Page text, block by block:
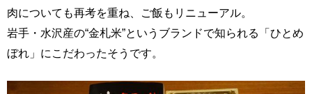
肉についても再考を重ね、ご飯もリニューアル。
岩手・水沢産の“金札米”というブランドで知られる「ひとめ
ぼれ」にこだわったそうです。